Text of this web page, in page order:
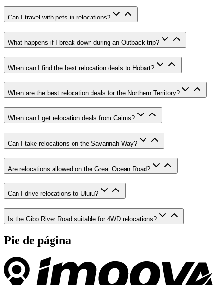
Can I travel with pets in relocations?
What happens if I break down during an Outback trip?
When can I find the best relocation deals to Hobart?
When are the best relocation deals for the Northern Territory?
When can I get relocation deals from Cairns?
Can I take relocations on the Savannah Way?
Are relocations allowed on the Great Ocean Road?
Can I drive relocations to Uluru?
Is the Gibb River Road suitable for 4WD relocations?
Pie de página